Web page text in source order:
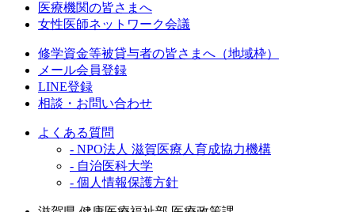
医療機関の皆さまへ
女性医師ネットワーク会議
修学資金等被貸与者の皆さまへ（地域枠）
メール会員登録
LINE登録
相談・お問い合わせ
よくある質問
- NPO法人 滋賀医療人育成協力機構
- 自治医科大学
- 個人情報保護方針